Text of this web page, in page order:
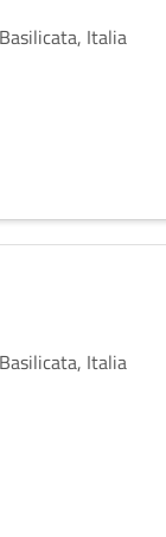
Italia
Italia